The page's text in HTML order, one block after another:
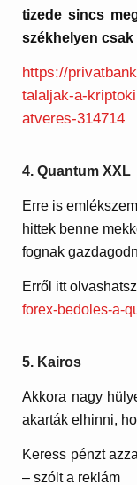
tizede sincs
székhelyen
https://
talaljak-a-
atveres-314714
4. Quantum XXL
Erre is
hittek benne
fognak
Erről itt
forex-bedoles-a-
5. Kairos
Akkora nagy
akarták elhinni,
Keress pénzt
– szólt a reklám